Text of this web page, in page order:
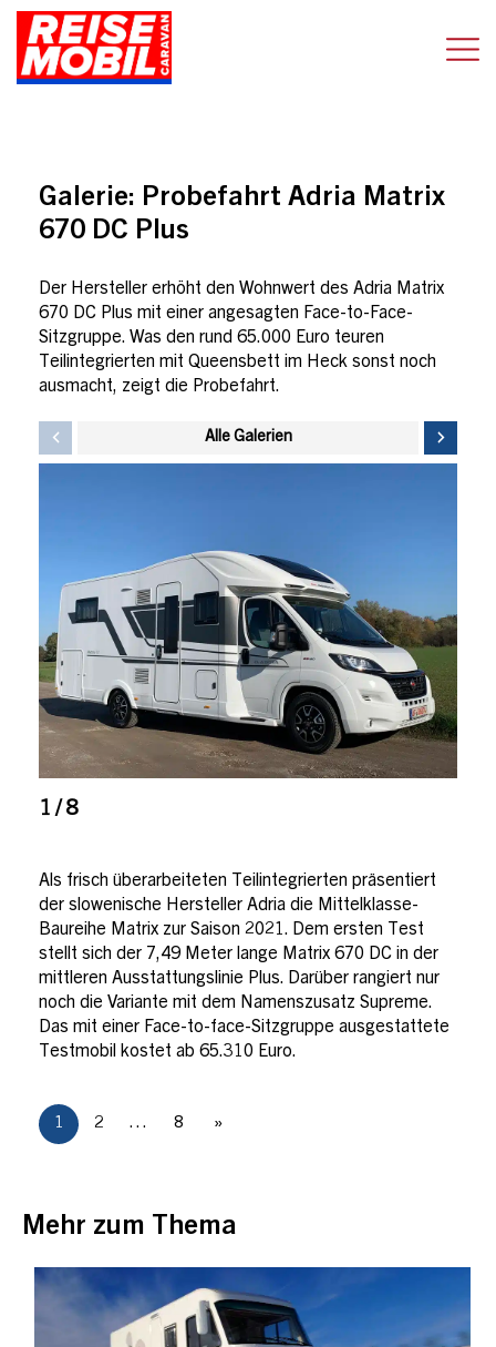
Galerie: Probefahrt Adria Matrix
670 DC Plus
Der Hersteller erhöht den Wohnwert des Adria Matrix
670 DC Plus mit einer angesagten Face-to-Face-
Sitzgruppe. Was den rund 65.000 Euro teuren
Teilintegrierten mit Queensbett im Heck sonst noch
ausmacht, zeigt die Probefahrt.
Alle Galerien
1 / 8
Als frisch überarbeiteten Teilintegrierten präsentiert
der slowenische Hersteller Adria die Mittelklasse-
Baureihe Matrix zur Saison 2021. Dem ersten Test
stellt sich der 7,49 Meter lange Matrix 670 DC in der
mittleren Ausstattungslinie Plus. Darüber rangiert nur
noch die Variante mit dem Namenszusatz Supreme.
Das mit einer Face-to-face-Sitzgruppe ausgestattete
Testmobil kostet ab 65.310 Euro.
1 2 … 8 »
Mehr zum Thema